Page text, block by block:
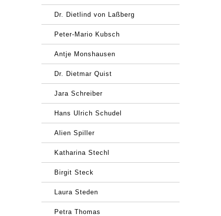
Dr. Dietlind von Laßberg
Peter-Mario Kubsch
Antje Monshausen
Dr. Dietmar Quist
Jara Schreiber
Hans Ulrich Schudel
Alien Spiller
Katharina Stechl
Birgit Steck
Laura Steden
Petra Thomas